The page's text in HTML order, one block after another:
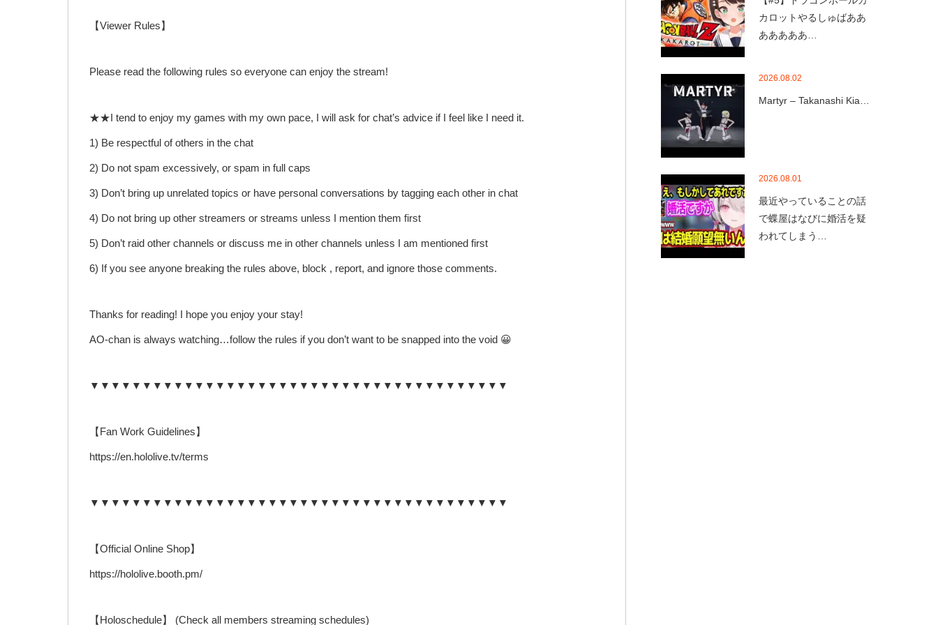
【Viewer Rules】
Please read the following rules so everyone can enjoy the stream!
★★I tend to enjoy my games with my own pace, I will ask for chat’s advice if I feel like I need it.
1) Be respectful of others in the chat
2) Do not spam excessively, or spam in full caps
3) Don’t bring up unrelated topics or have personal conversations by tagging each other in chat
4) Do not bring up other streamers or streams unless I mention them first
5) Don’t raid other channels or discuss me in other channels unless I am mentioned first
6) If you see anyone breaking the rules above, block , report, and ignore those comments.
Thanks for reading! I hope you enjoy your stay!
AO-chan is always watching…follow the rules if you don’t want to be snapped into the void 😀
▼▼▼▼▼▼▼▼▼▼▼▼▼▼▼▼▼▼▼▼▼▼▼▼▼▼▼▼▼▼▼▼▼▼▼▼▼▼▼▼
【Fan Work Guidelines】
https://en.hololive.tv/terms
▼▼▼▼▼▼▼▼▼▼▼▼▼▼▼▼▼▼▼▼▼▼▼▼▼▼▼▼▼▼▼▼▼▼▼▼▼▼▼▼
【Official Online Shop】
https://hololive.booth.pm/
【Holoschedule】 (Check all members streaming schedules)
カロットやるしゅばああ
あああああ…
2026.08.02
Martyr – Takanashi Kia…
2026.08.01
最近やっていることの話
で蝶屋はなびに婚活を疑
われてしまう…